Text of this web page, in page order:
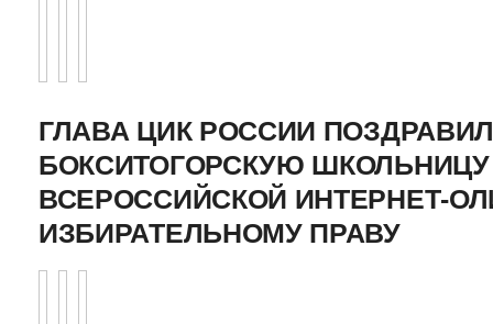
ГЛАВА ЦИК РОССИИ
БОКСИТОГОРСКУЮ
ВСЕРОССИЙСКОЙ ИНТЕРНЕТ-
ИЗБИРАТЕЛЬНОМУ ПРАВУ